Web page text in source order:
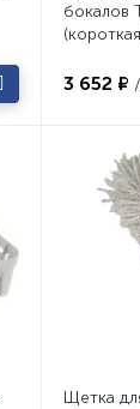
бокалов
3 652 ₽
Щетка